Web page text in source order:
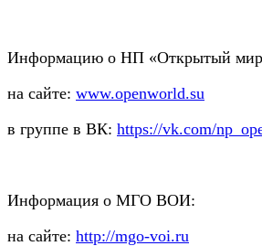
Информацию о НП «Открытый
на сайте: www.openworld.su
в группе в ВК: https://vk.com/
Информация о МГО ВОИ:
на сайте: http://mgo-voi.ru